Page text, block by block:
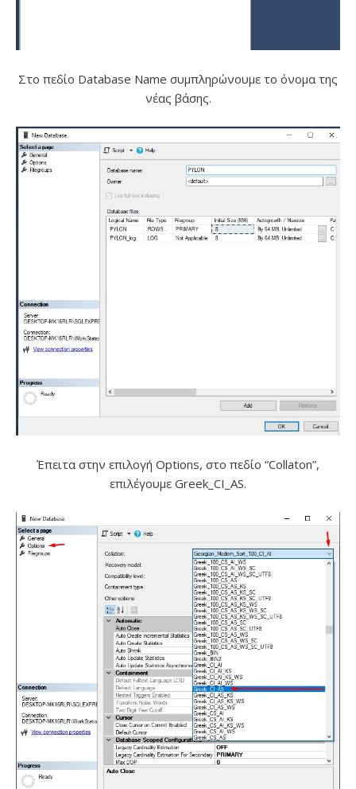
Στο πεδίο Database Name συμπληρώνουμε το όνομα της
νέας βάσης.
Έπειτα στην επιλογή Options, στο πεδίο “Collaton”,
επιλέγουμε Greek_CI_AS.